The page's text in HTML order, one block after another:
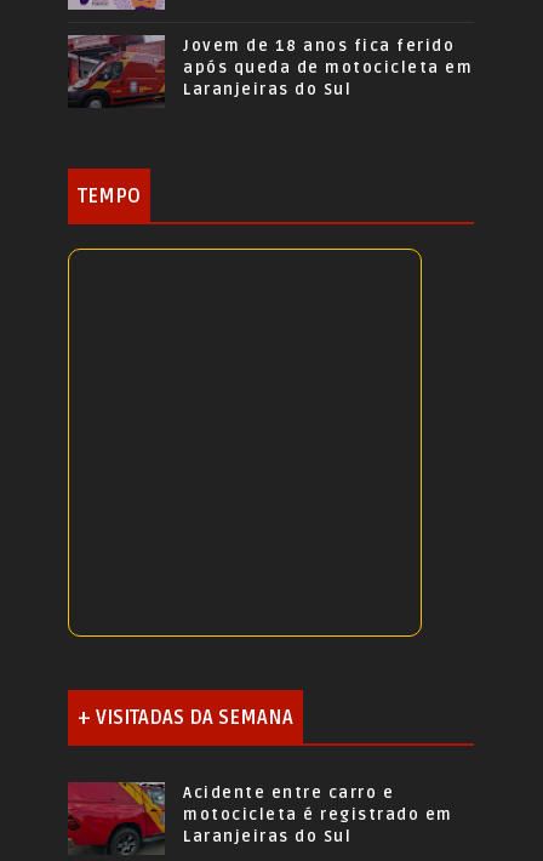
Jovem de 18 anos fica ferido
após queda de motocicleta em
Laranjeiras do Sul
TEMPO
+ VISITADAS DA SEMANA
Acidente entre carro e
motocicleta é registrado em
Laranjeiras do Sul